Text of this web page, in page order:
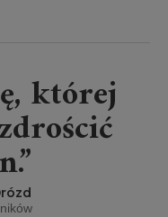
której